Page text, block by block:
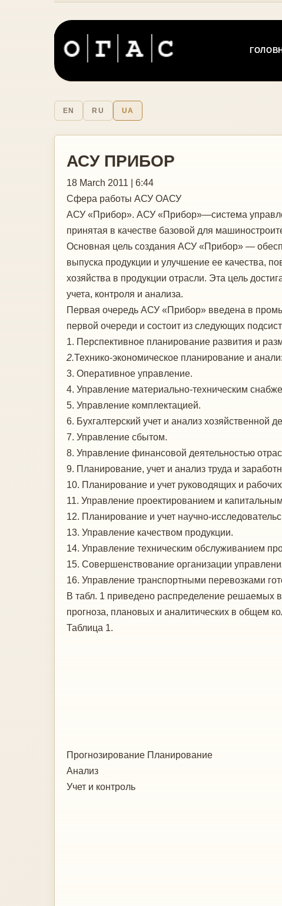
EN RU UA
АСУ ПРИБОР
18 March 2011 | 6:44
Сфера работы АСУ ОАСУ
АСУ «Прибор». АСУ «Прибор»—система
принятая в качестве базовой для
Основная цель создания АСУ «Прибор» —
выпуска продукции и улучшение ее качества,
хозяйства в продукции отрасли. Эта цель
учета, контроля и анализа.
Первая очередь АСУ «Прибор» введена в
первой очереди и состоит из следующих
1. Перспективное планирование развития и
2.Технико-экономическое планирование и
3. Оперативное управление.
4. Управление материально-техническим
5. Управление комплектацией.
6. Бухгалтерский учет и анализ хозяйственной
7. Управление сбытом.
8. Управление финансовой деятельностью
9. Планирование, учет и анализ труда и
10. Планирование и учет руководящих и
11. Управление проектированием и
12. Планирование и учет научно-
13. Управление качеством продукции.
14. Управление техническим обслуживанием
15. Совершенствование организации
16. Управление транспортными перевозками
В табл. 1 приведено распределение решаемых
прогноза, плановых и аналитических в общем
Таблица 1.
Прогнозирование Планирование
Анализ
Учет и контроль